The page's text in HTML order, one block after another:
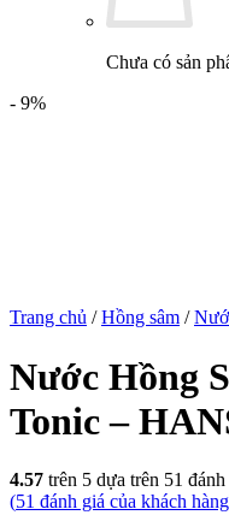
Chưa có sản
- 9%
Trang chủ / Hồng sâm /
Nước Hồng
Tonic –
4.57 trên 5 dựa trên 51 đánh
(51 đánh giá của khách